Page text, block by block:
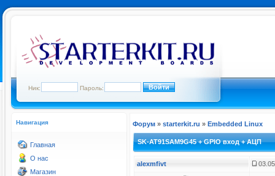
Ник: Пароль:
Навигация
Главная
О нас
Магазин
Форум » starterkit.ru » Embedded Linux
SK-AT91SAM9G45 + GPIO вход + АЦП
alexmfivt